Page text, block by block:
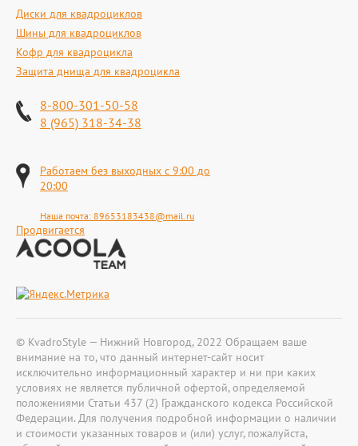
Диски для квадроциклов
Шины для квадроциклов
Кофр для квадроцикла
Защита днища для квадроцикла
8-800-301-50-58
8 (965) 318-34-38
Работаем без выходных с 9:00 до
20:00
Наша почта: 89653183438@mail.ru
Продвигается
© KvadroStyle — Нижний Новгород, 2022 Обращаем ваше
внимание на то, что данный интернет-сайт носит
исключительно информационный характер и ни при каких
условиях не является публичной офертой, определяемой
положениями Статьи 437 (2) Гражданского кодекса Российской
Федерации. Для получения подробной информации о наличии
и стоимости указанных товаров и (или) услуг, пожалуйста,